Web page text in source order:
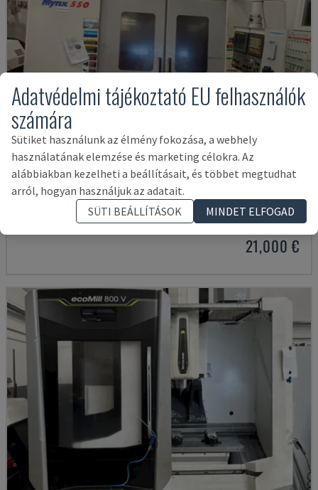
MYNX 550
DAEWOO - FÜGGŐLEGES MEGMUNKÁLÓKÖZPONT
OLASZORSZÁG 2003
21,000 €
Adatvédelmi tájékoztató EU felhasználók
számára
Sütiket használunk az élmény fokozása, a webhely
használatának elemzése és marketing célokra. Az
alábbiakban kezelheti a beállításait, és többet megtudhat
arról, hogyan használjuk az adatait.
SÜTI BEÁLLÍTÁSOK
MINDET ELFOGAD